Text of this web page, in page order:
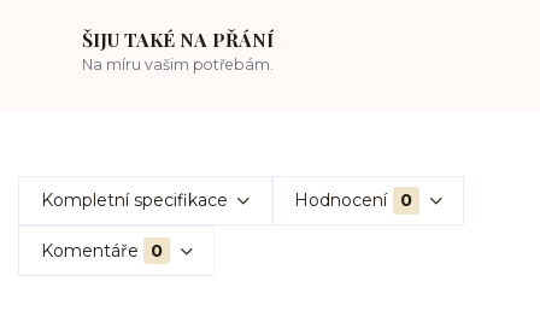
ŠIJU TAKÉ NA PŘÁNÍ
Na míru vašim potřebám.
Kompletní specifikace Hodnocení 0
Komentáře 0